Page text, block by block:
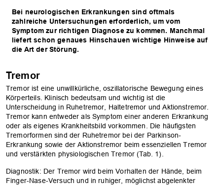
Bei neurologischen Erkrankungen sind oftmals
zahlreiche Untersuchungen erforderlich, um vom
Symptom zur richtigen Diagnose zu kommen. Manchmal
liefert schon genaues Hinschauen wichtige Hinweise auf
die Art der Störung.
Tremor
Tremor ist eine unwillkürliche, oszillatorische Bewegung eines
Körperteils. Klinisch bedeutsam und wichtig ist die
Unterscheidung in Ruhetremor, Haltetremor und Aktionstremor.
Tremor kann entweder als Symptom einer anderen Erkrankung
oder als eigenes Krankheitsbild vorkommen. Die häufigsten
Tremorformen sind der Ruhetremor bei der Parkinson-
Erkrankung sowie der Aktionstremor beim essenziellen Tremor
und verstärkten physiologischen Tremor (Tab. 1).
Diagnostik: Der Tremor wird beim Vorhalten der Hände, beim
Finger-Nase-Versuch und in ruhiger, möglichst abgelenkter